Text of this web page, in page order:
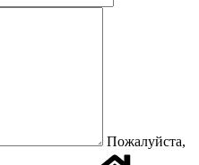
Пожалуйста,